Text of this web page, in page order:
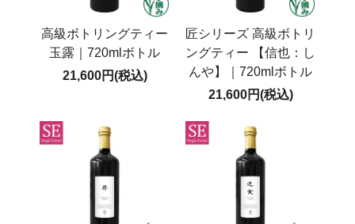
高級ボトリングティー
玉露｜720mlボトル
21,600円(税込)
匠シリーズ 高級ボトリ
ングティー 【信也：し
んや】｜720mlボトル
21,600円(税込)